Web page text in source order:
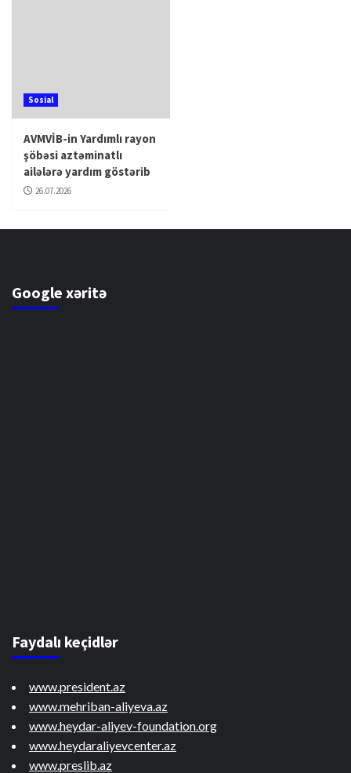
Sosial
AVMVİB-in Yardımlı rayon
şöbəsi aztəminatlı
ailələrə yardım göstərib
26.07.2026
Google xəritə
Faydalı keçidlər
www.president.az
www.mehriban-aliyeva.az
www.heydar-aliyev-foundation.org
www.heydaraliyevcenter.az
www.preslib.az